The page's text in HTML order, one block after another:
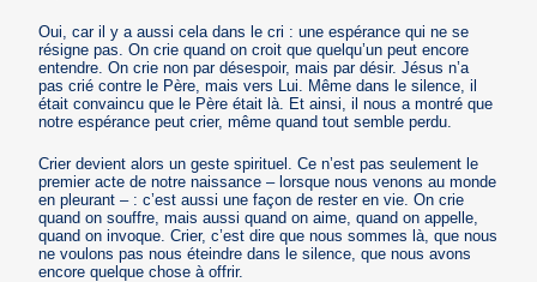
Oui, car il y a aussi cela dans le cri : une espérance qui ne se
résigne pas. On crie quand on croit que quelqu’un peut encore
entendre. On crie non par désespoir, mais par désir. Jésus n’a
pas crié contre le Père, mais vers Lui. Même dans le silence, il
était convaincu que le Père était là. Et ainsi, il nous a montré que
notre espérance peut crier, même quand tout semble perdu.
Crier devient alors un geste spirituel. Ce n’est pas seulement le
premier acte de notre naissance – lorsque nous venons au monde
en pleurant – : c’est aussi une façon de rester en vie. On crie
quand on souffre, mais aussi quand on aime, quand on appelle,
quand on invoque. Crier, c’est dire que nous sommes là, que nous
ne voulons pas nous éteindre dans le silence, que nous avons
encore quelque chose à offrir.